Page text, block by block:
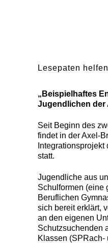
Lesepaten
„Beispielhaftes
Jugendlichen der
Seit Beginn des
findet in der Axel-
statt.
Jugendliche aus
Schulformen (eine
Beruflichen
sich bereit erklärt,
an den eigenen
Schutzsuchenden
Klassen (SPRach-